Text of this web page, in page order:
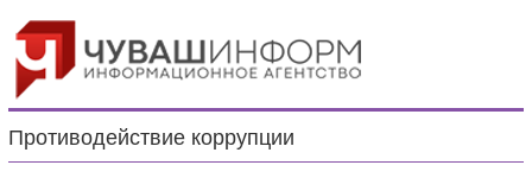
Противодействие коррупции